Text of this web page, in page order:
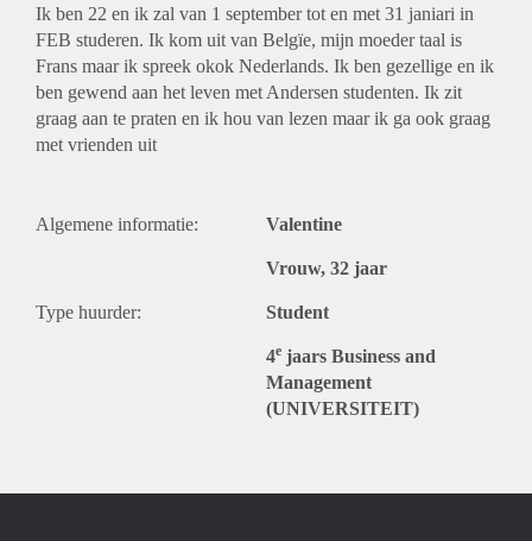
Ik ben 22 en ik zal van 1 september tot en met 31 janiari in
FEB studeren. Ik kom uit van Belgïe, mijn moeder taal is
Frans maar ik spreek okok Nederlands. Ik ben gezellige en ik
ben gewend aan het leven met Andersen studenten. Ik zit
graag aan te praten en ik hou van lezen maar ik ga ook graag
met vrienden uit
Algemene informatie: Valentine
Vrouw, 32 jaar
Type huurder: Student
4e jaars Business and
Management
(UNIVERSITEIT)